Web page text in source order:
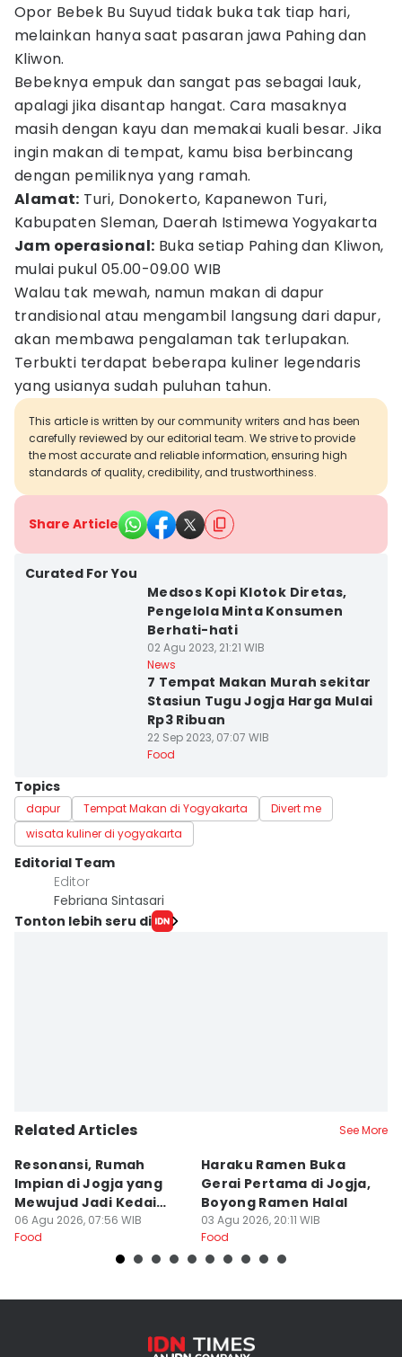
Opor Bebek Bu Suyud tidak buka tak tiap hari,
melainkan hanya saat pasaran jawa Pahing dan
Kliwon.
Bebeknya empuk dan sangat pas sebagai lauk,
apalagi jika disantap hangat. Cara masaknya
masih dengan kayu dan memakai kuali besar. Jika
ingin makan di tempat, kamu bisa berbincang
dengan pemiliknya yang ramah.
Alamat: Turi, Donokerto, Kapanewon Turi,
Kabupaten Sleman, Daerah Istimewa Yogyakarta
Jam operasional: Buka setiap Pahing dan Kliwon,
mulai pukul 05.00-09.00 WIB
Walau tak mewah, namun makan di dapur
trandisional atau mengambil langsung dari dapur,
akan membawa pengalaman tak terlupakan.
Terbukti terdapat beberapa kuliner legendaris
yang usianya sudah puluhan tahun.
This article is written by our community writers and has been
carefully reviewed by our editorial team. We strive to provide
the most accurate and reliable information, ensuring high
standards of quality, credibility, and trustworthiness.
Share Article
Curated For You
Medsos Kopi Klotok Diretas,
Pengelola Minta Konsumen
Berhati-hati
02 Agu 2023, 21:21 WIB
News
7 Tempat Makan Murah sekitar
Stasiun Tugu Jogja Harga Mulai
Rp3 Ribuan
22 Sep 2023, 07:07 WIB
Food
Topics
dapur Tempat Makan di Yogyakarta
Divert me
wisata kuliner di yogyakarta
Editorial Team
Editor
Febriana Sintasari
Tonton lebih seru di
Related Articles See More
Resonansi, Rumah
Impian di Jogja yang
Mewujud Jadi Kedai
Ramen dan Burger
06 Agu 2026, 07:56 WIB
Food
Haraku Ramen Buka
Gerai Pertama di Jogja,
Boyong Ramen Halal
03 Agu 2026, 20:11 WIB
Food